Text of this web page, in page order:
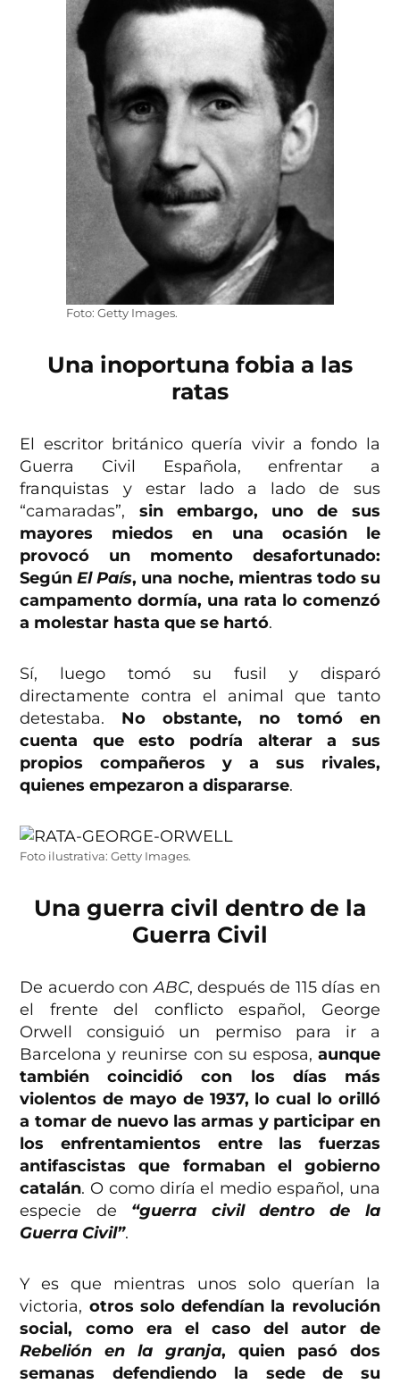
Foto: Getty Images.
Una inoportuna fobia a las
ratas
El escritor británico quería vivir a fondo la
Guerra Civil Española, enfrentar a
franquistas y estar lado a lado de sus
“camaradas”, sin embargo, uno de sus
mayores miedos en una ocasión le
provocó un momento desafortunado:
SegúnEl País, una noche, mientras todo su
campamento dormía, una rata lo comenzó
a molestar hasta que se hartó.
Sí, luego tomó su fusil y disparó
directamente contra el animal que tanto
detestaba. No obstante, no tomó en
cuenta que esto podría alterar a sus
propios compañeros y a sus rivales,
quienes empezaron a dispararse.
Foto ilustrativa: Getty Images.
Una guerra civil dentro de la
Guerra Civil
De acuerdo conABC, después de 115 días en
el frente del conflicto español, George
Orwell consiguió un permiso para ir a
Barcelona y reunirse con su esposa, aunque
también coincidió con los días más
violentos de mayo de 1937, lo cual lo orilló
a tomar de nuevo las armas y participar en
los enfrentamientos entre las fuerzas
antifascistas que formaban el gobierno
catalán. O como diría el medio español, una
especie de “guerra civil dentro de la
Guerra Civil”.
Y es que mientras unos solo querían la
victoria, otros solo defendían la revolución
social, como era el caso del autor de
Rebelión en la granja, quien pasó dos
semanas defendiendo la sede de su